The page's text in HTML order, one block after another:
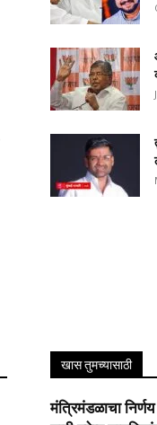
खास तुमच्यासाठी
मंत्रिमंडळाचा निर्णय